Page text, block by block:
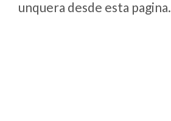
unquera desde esta pagina.